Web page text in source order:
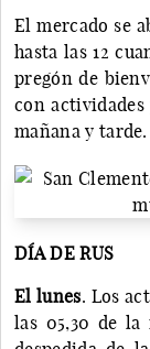
El mercado se
hasta las 12
pregón de
con
mañana y tarde.
DÍA DE RUS
El lunes. Los
las 05,30 de la